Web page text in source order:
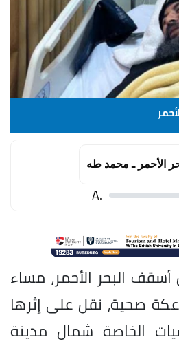
الأحمر ـ محمد طه
.A
أسقف البحر الأحمر، مساء
صحية، نقل على إثرها
الخاصة شمال مدينة